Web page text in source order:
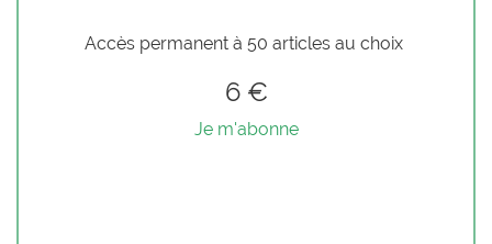
Accès permanent à 50 articles au choix
6 €
Je m'abonne